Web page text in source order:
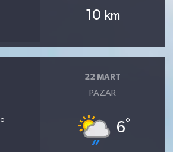
10 km
°
22 MART
PAZAR
6°